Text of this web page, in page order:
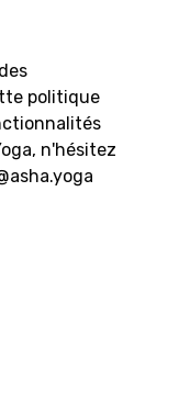
politique
n'hésitez